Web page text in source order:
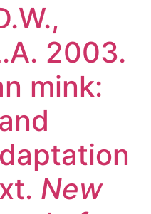
2003.
mink:
New